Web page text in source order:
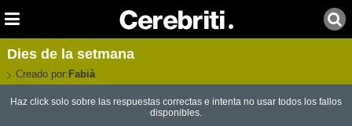
Dies de la setmana
Creado por: Fabià
Haz click solo sobre las respuestas correctas e intenta no usar todos los fallos
disponibles.